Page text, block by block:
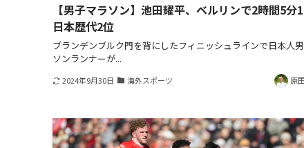
【男子マラソン】池田耀平、ベルリンで2時間5分
日本歴代2位
ブランデンブルク門を背にしたフィニッシュラインで日本人
ソンランナーが...
2024年9月30日 海外スポーツ 原